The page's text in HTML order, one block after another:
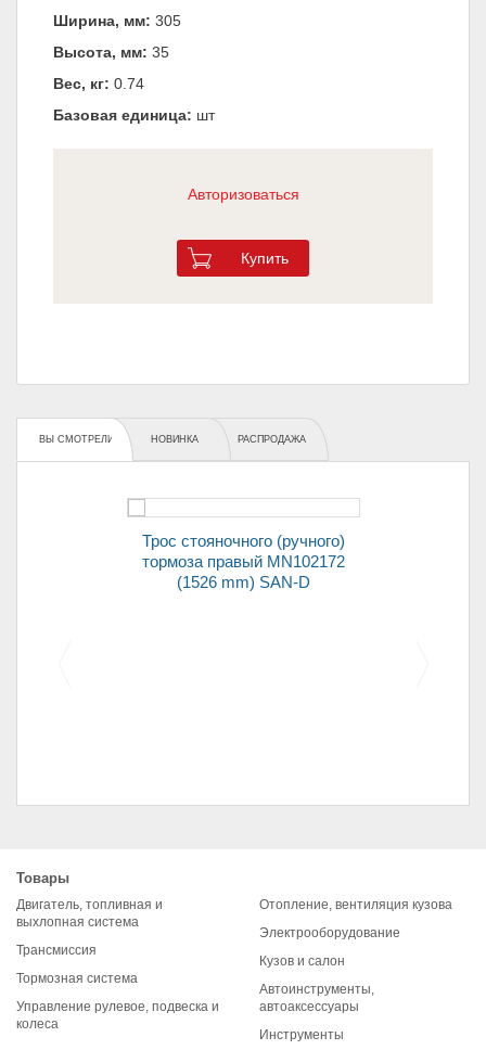
Ширина, мм: 305
Высота, мм: 35
Вес, кг: 0.74
Базовая единица: шт
Авторизоваться
Купить
ВЫ СМОТРЕЛИ НОВИНКА РАСПРОДАЖА
Трос стояночного (ручного)
тормоза правый MN102172
(1526 mm) SAN-D
Товары
Двигатель, топливная и
выхлопная система
Трансмиссия
Тормозная система
Управление рулевое, подвеска и
колеса
Отопление, вентиляция кузова
Электрооборудование
Кузов и салон
Автоинструменты,
автоаксессуары
Инструменты